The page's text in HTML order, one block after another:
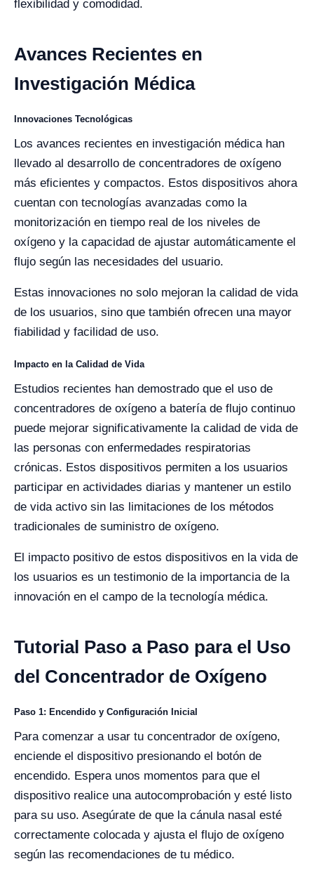
flexibilidad y comodidad.
Avances Recientes en
Investigación Médica
Innovaciones Tecnológicas
Los avances recientes en investigación médica han
llevado al desarrollo de concentradores de oxígeno
más eficientes y compactos. Estos dispositivos ahora
cuentan con tecnologías avanzadas como la
monitorización en tiempo real de los niveles de
oxígeno y la capacidad de ajustar automáticamente el
flujo según las necesidades del usuario.
Estas innovaciones no solo mejoran la calidad de vida
de los usuarios, sino que también ofrecen una mayor
fiabilidad y facilidad de uso.
Impacto en la Calidad de Vida
Estudios recientes han demostrado que el uso de
concentradores de oxígeno a batería de flujo continuo
puede mejorar significativamente la calidad de vida de
las personas con enfermedades respiratorias
crónicas. Estos dispositivos permiten a los usuarios
participar en actividades diarias y mantener un estilo
de vida activo sin las limitaciones de los métodos
tradicionales de suministro de oxígeno.
El impacto positivo de estos dispositivos en la vida de
los usuarios es un testimonio de la importancia de la
innovación en el campo de la tecnología médica.
Tutorial Paso a Paso para el Uso
del Concentrador de Oxígeno
Paso 1: Encendido y Configuración Inicial
Para comenzar a usar tu concentrador de oxígeno,
enciende el dispositivo presionando el botón de
encendido. Espera unos momentos para que el
dispositivo realice una autocomprobación y esté listo
para su uso. Asegúrate de que la cánula nasal esté
correctamente colocada y ajusta el flujo de oxígeno
según las recomendaciones de tu médico.